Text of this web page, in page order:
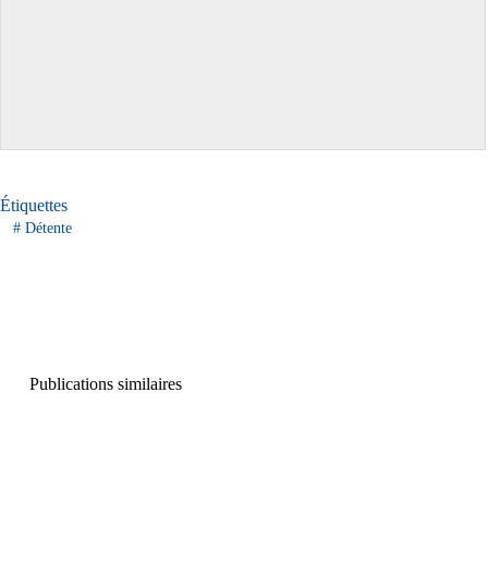
Étiquettes
#Détente
Publications similaires